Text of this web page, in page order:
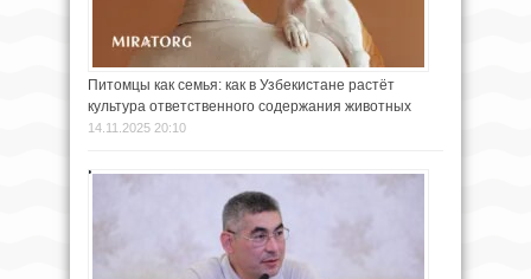
Питомцы как семья: как в Узбекистане растёт
культура ответственного содержания животных
14.11.2025 20:10